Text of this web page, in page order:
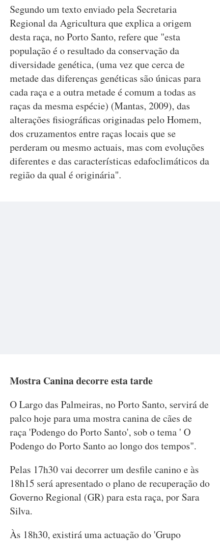
Segundo um texto enviado pela Secretaria
Regional da Agricultura que explica a origem
desta raça, no Porto Santo, refere que "esta
população é o resultado da conservação da
diversidade genética, (uma vez que cerca de
metade das diferenças genéticas são únicas para
cada raça e a outra metade é comum a todas as
raças da mesma espécie) (Mantas, 2009), das
alterações fisiográficas originadas pelo Homem,
dos cruzamentos entre raças locais que se
perderam ou mesmo actuais, mas com evoluções
diferentes e das características edafoclimáticos da
região da qual é originária".
Mostra Canina decorre esta tarde
O Largo das Palmeiras, no Porto Santo, servirá de
palco hoje para uma mostra canina de cães de
raça 'Podengo do Porto Santo', sob o tema ' O
Podengo do Porto Santo ao longo dos tempos".
Pelas 17h30 vai decorrer um desfile canino e às
18h15 será apresentado o plano de recuperação do
Governo Regional (GR) para esta raça, por Sara
Silva.
Às 18h30, existirá uma actuação do 'Grupo